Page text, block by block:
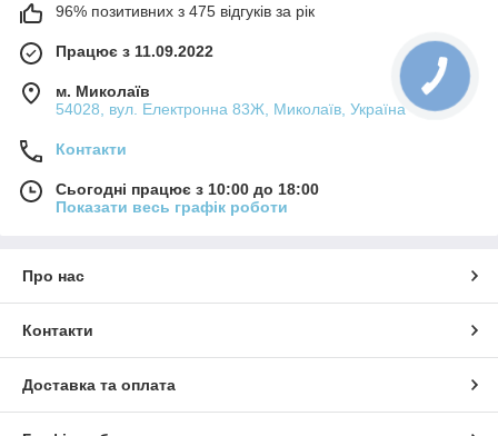
96% позитивних з 475 відгуків за рік
Працює з 11.09.2022
м. Миколаїв
54028, вул. Електронна 83Ж, Миколаїв, Україна
Контакти
Сьогодні працює з 10:00 до 18:00
Показати весь графік роботи
Про нас
Контакти
Доставка та оплата